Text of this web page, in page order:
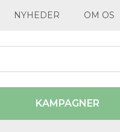
NYHEDER OM OS
KAMPAGNER